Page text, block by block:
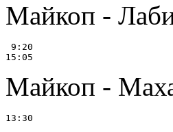
Майкоп -
9:20
Майкоп -